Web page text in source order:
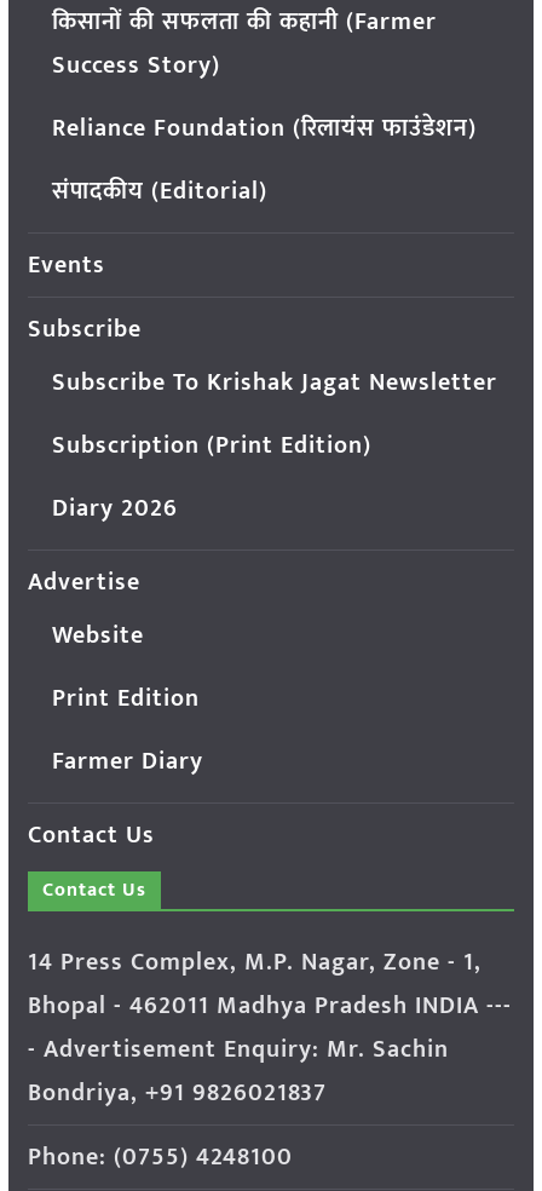
किसानों की सफलता की कहानी (Farmer
Success Story)
Reliance Foundation (रिलायंस फाउंडेशन)
संपादकीय (Editorial)
Events
Subscribe
Subscribe To Krishak Jagat Newsletter
Subscription (Print Edition)
Diary 2026
Advertise
Website
Print Edition
Farmer Diary
Contact Us
Contact Us
14 Press Complex, M.P. Nagar, Zone - 1,
Bhopal - 462011 Madhya Pradesh INDIA ---
- Advertisement Enquiry: Mr. Sachin
Bondriya, +91 9826021837
Phone: (0755) 4248100